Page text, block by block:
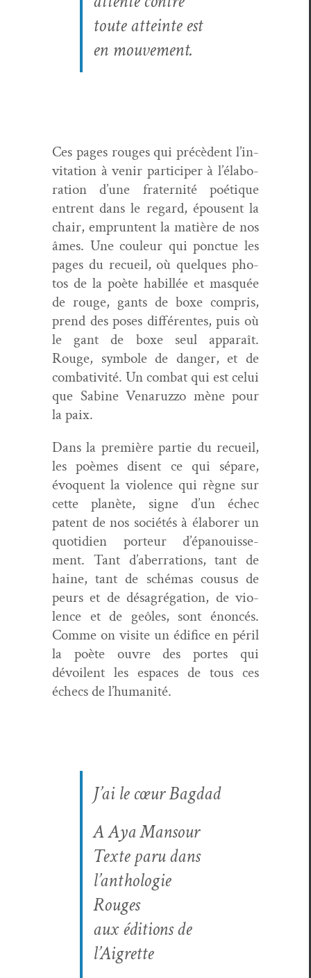
toute atteinte est
en mouvement.
Ces pages rouges qui précè­dent l’in­
vi­ta­tion à venir par­ticiper à l’élab­o­
ra­tion d’une fra­ter­nité poé­tique
entrent dans le regard, épousent la
chair, emprun­tent la matière de nos
âmes. Une couleur qui ponctue les
pages du recueil, où quelques pho­
tos de la poète habil­lée et masquée
de rouge, gants de boxe com­pris,
prend des pos­es dif­férentes, puis où
le gant de boxe seul appa­raît.
Rouge, sym­bole de dan­ger, et de
com­bat­iv­ité. Un com­bat qui est celui
que Sabine Venaruz­zo mène pour
la paix.
Dans la pre­mière par­tie du recueil,
les poèmes dis­ent ce qui sépare,
évo­quent la vio­lence qui règne sur
cette planète, signe d’un échec
patent de nos sociétés à éla­bor­er un
quo­ti­di­en por­teur d’é­panouisse­
ment. Tant d’aberrations, tant de
haine, tant de sché­mas cousus de
peurs et de désagré­ga­tion, de vio­
lence et de geôles, sont énon­cés.
Comme on vis­ite un édi­fice en péril
la poète ouvre des portes qui
dévoilent les espaces de tous ces
échecs de l’humanité.
J’ai le cœur Bagdad
A Aya Mansour
Texte paru dans
l’an­tholo­gie
Rouges
aux édi­tions de
l’Aigrette